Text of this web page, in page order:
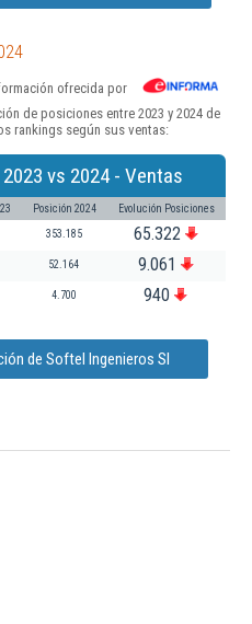
ofrecida por
de posiciones entre 2023 y 2024 de
rankings según sus ventas:
vs 2024 - Ventas
Posición 2024 Evolución Posiciones
353.185 65.322
52.164 9.061
4.700 940
de Softel Ingenieros Sl